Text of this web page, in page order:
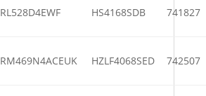
RL528D4EWF HS4168SDB 741827
RM469N4ACEUK HZLF4068SED 742507